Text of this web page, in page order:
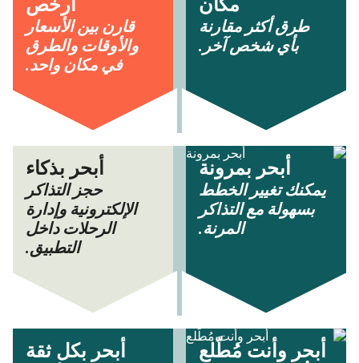
مكان
طرق أكثر مقارنة
بأي شخص آخر.
أرخص
قارن بين الأسعار
والأوقات والطرق
في مكان واحد.
أبحر بمرونة
يمكنك تغيير الخطط
بسهولة مع التذاكر
المرنة.
أبحر بذكاء
حجز التذاكر
الإلكترونية وإدارة
الرحلات داخل
التطبيق.
أبحر وأنت مُطّلع أبحر بكل ثقة